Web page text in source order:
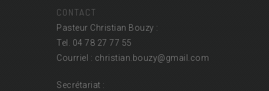
CONTACT
Pasteur Christian Bouzy :
Tel. 04 78 27 77 55
Courriel : christian.bouzy@gmail.com
Secrétariat :